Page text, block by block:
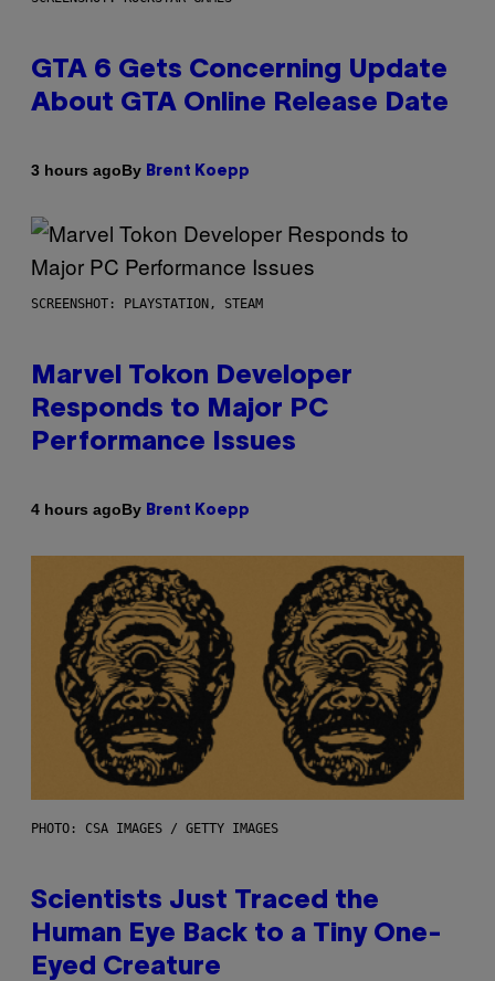
GTA 6 Gets Concerning Update
About GTA Online Release Date
3 hours agoBy Brent Koepp
SCREENSHOT: PLAYSTATION, STEAM
Marvel Tokon Developer
Responds to Major PC
Performance Issues
4 hours agoBy Brent Koepp
PHOTO: CSA IMAGES / GETTY IMAGES
Scientists Just Traced the
Human Eye Back to a Tiny One-
Eyed Creature